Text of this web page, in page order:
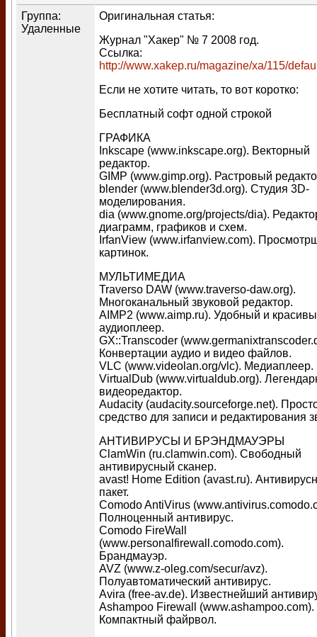
Группа:
Удаленные
Оригинальная статья:
Журнал "Хакер" № 7 2008 год.
Ссылка:
http://www.xakep.ru/magazine/xa/115/
Если не хотите читать, то вот коротко:
Бесплатный софт одной строкой
ГРАФИКА
Inkscape (www.inkscape.org). Векторный
редактор.
GIMP (www.gimp.org). Растровый
blender (www.blender3d.org). Студия 3D-
моделирования.
dia (www.gnome.org/projects/dia).
диаграмм, графиков и схем.
IrfanView (www.irfanview.com).
картинок.
МУЛЬТИМЕДИА
Traverso DAW (www.traverso-daw.org).
Многоканальный звуковой редактор.
AIMP2 (www.aimp.ru). Удобный и
аудиоплеер.
GX::Transcoder
Конвертации аудио и видео файлов.
VLC (www.videolan.org/vlc). Медиаплеер.
VirtualDub (www.virtualdub.org).
видеоредактор.
Audacity (audacity.sourceforge.net).
средство для записи и редактирования
АНТИВИРУСЫ И БРЭНДМАУЭРЫ
ClamWin (ru.clamwin.com). Свободный
антивирусный сканер.
avast! Home Edition (avast.ru).
пакет.
Comodo AntiVirus
Полноценный антивирус.
Comodo FireWall
(www.personalfirewall.comodo.com).
Брандмауэр.
AVZ (www.z-oleg.com/secur/avz).
Полуавтоматический антивирус.
Avira (free-av.de). Известнейший
Ashampoo Firewall (www.ashampoo.com).
Компактный файрвол.